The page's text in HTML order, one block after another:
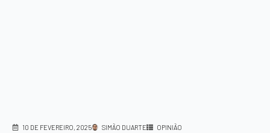
10 DE FEVEREIRO, 2025 SIMÃO DUARTE OPINIÃO